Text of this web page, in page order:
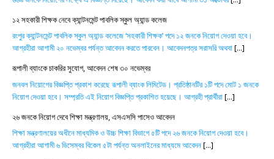
১২ সহকারী শিক্ষক নেবে ক্যান্টনমেন্ট পাবলিক স্কুল অ্যান্ড কলেজ
রংপুর ক্যান্টনমেন্ট পাবলিক স্কুল অ্যান্ড কলেজে ‘সহকারী শিক্ষক’ পদে ১২ জনকে নিয়োগ দেওয়া হবে।
আগ্রহীরা আগামী ২০ নভেম্বর পর্যন্ত আবেদন করতে পারবেন। আবেদনপত্র সরাসরি অথবা[...]
রূপালী ব্যাংকে চাকরির সুযোগ, আবেদন শেষ ৩০ নভেম্বর
জনবল নিয়োগের বিজ্ঞপ্তি প্রকাশ করেছে রূপালী ব্যাংক লিমিটেড। প্রতিষ্ঠানটির ১টি পদে মোট ১ জনকে
নিয়োগ দেওয়া হবে। সম্প্রতি এই নিয়োগ বিজ্ঞপ্তি প্রকাশিত হয়েছে। আগ্রহী প্রার্থীরা[...]
২৬ জনকে নিয়োগ দেবে শিক্ষা মন্ত্রণালয়, এসএসসি পাসেও আবেদন
শিক্ষা মন্ত্রণালয়ের অধীনে মাধ্যমিক ও উচ্চ শিক্ষা বিভাগে ৫টি পদে ২৬ জনকে নিয়োগ দেওয়া হবে।
আগ্রহীরা আগামী ৬ ডিসেম্বর বিকেল ৫টা পর্যন্ত অনলাইনের মাধ্যমে আবেদন[...]